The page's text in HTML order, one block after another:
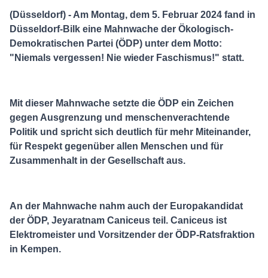
(Düsseldorf) - Am Montag, dem 5. Februar 2024 fand in
Düsseldorf-Bilk eine Mahnwache der Ökologisch-
Demokratischen Partei (ÖDP) unter dem Motto:
"Niemals vergessen! Nie wieder Faschismus!" statt.
Mit dieser Mahnwache setzte die ÖDP ein Zeichen
gegen Ausgrenzung und menschenverachtende
Politik und spricht sich deutlich für mehr Miteinander,
für Respekt gegenüber allen Menschen und für
Zusammenhalt in der Gesellschaft aus.
An der Mahnwache nahm auch der Europakandidat
der ÖDP, Jeyaratnam Caniceus teil. Caniceus ist
Elektromeister und Vorsitzender der ÖDP-Ratsfraktion
in Kempen.